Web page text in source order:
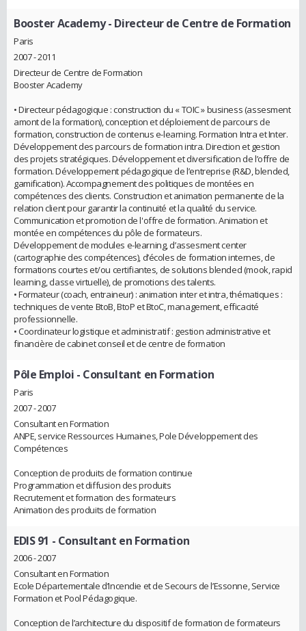
Booster Academy- Directeur de Centre de Formation
Paris
2007 - 2011
Directeur de Centre de Formation
Booster Academy
• Directeur pédagogique : construction du « TOIC » business (assesment
amont de la formation), conception et déploiement de parcours de
formation, construction de contenus e-learning. Formation Intra et Inter.
Développement des parcours de formation intra. Direction et gestion
des projets stratégiques. Développement et diversification de l’offre de
formation. Développement pédagogique de l’entreprise (R&D, blended,
gamification). Accompagnement des politiques de montées en
compétences des clients. Construction et animation permanente de la
relation client pour garantir la continuité et la qualité du service.
Communication et promotion de l'offre de formation. Animation et
montée en compétences du pôle de formateurs.
Développement de modules e-learning, d’assesment center
(cartographie des compétences), d’écoles de formation internes, de
formations courtes et/ou certifiantes, de solutions blended (mook, rapid
learning, classe virtuelle), de promotions des talents.
• Formateur (coach, entraineur) : animation inter et intra, thématiques :
techniques de vente BtoB, BtoP et BtoC, management, efficacité
professionnelle.
• Coordinateur logistique et administratif : gestion administrative et
financière de cabinet conseil et de centre de formation
Pôle Emploi - Consultant en Formation
Paris
2007 - 2007
Consultant en Formation
ANPE, service Ressources Humaines, Pole Développement des
Compétences
Conception de produits de formation continue
Programmation et diffusion des produits
Recrutement et formation des formateurs
Animation des produits de formation
EDIS 91 - Consultant en Formation
2006 - 2007
Consultant en Formation
Ecole Départementale d’Incendie et de Secours de l’Essonne, Service
Formation et Pool Pédagogique.
Conception de l’architecture du dispositif de formation de formateurs